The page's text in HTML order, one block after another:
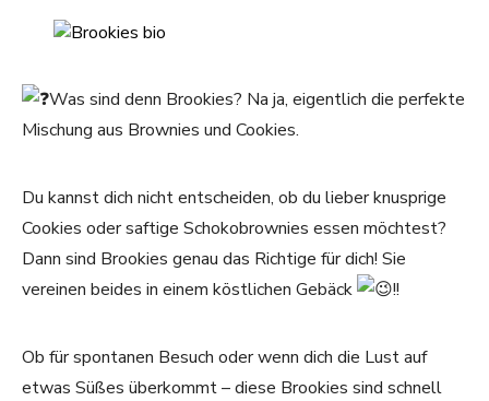
Was sind denn Brookies? Na ja, eigentlich die perfekte
Mischung aus Brownies und Cookies.
Du kannst dich nicht entscheiden, ob du lieber knusprige
Cookies oder saftige Schokobrownies essen möchtest?
Dann sind Brookies genau das Richtige für dich! Sie
vereinen beides in einem köstlichen Gebäck
!!
Ob für spontanen Besuch oder wenn dich die Lust auf
etwas Süßes überkommt – diese Brookies sind schnell